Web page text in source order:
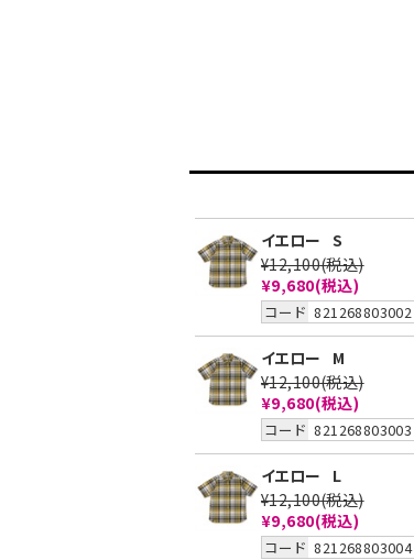
イエロー S
¥12,100(税込)
¥9,680(税込)
コード 821268803002
イエロー
M
¥12,100(税込)
¥9,680(税込)
コード 821268803003
イエロー
L
¥12,100(税込)
¥9,680(税込)
コード 821268803004